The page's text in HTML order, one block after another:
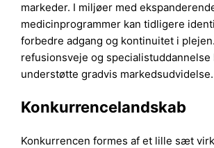
markeder. I miljøer med
medicinprogrammer kan tidligere
forbedre adgang og kontinuitet i
refusionsveje og specialistuddannelse
understøtte gradvis markedsudvidelse.
Konkurrencelandskab
Konkurrencen formes af et lille sæt